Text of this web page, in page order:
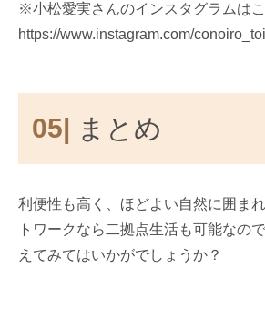
※小松愛実さんのインスタグラムはこ
https://www.instagram.com/
05| まとめ
利便性も高く、ほどよい自然に囲ま
トワークなら二拠点生活も可能なの
えてみてはいかがでしょうか？